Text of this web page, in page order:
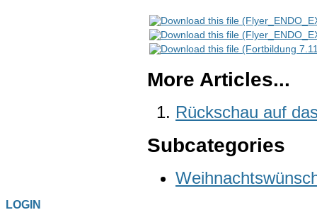
More Articles...
Rückschau auf
Subcategories
LOGIN